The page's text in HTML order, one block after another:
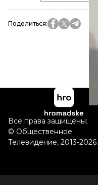
Поделиться:
Все права защищены:
© Общественное
Телевидение, 2013-2026.